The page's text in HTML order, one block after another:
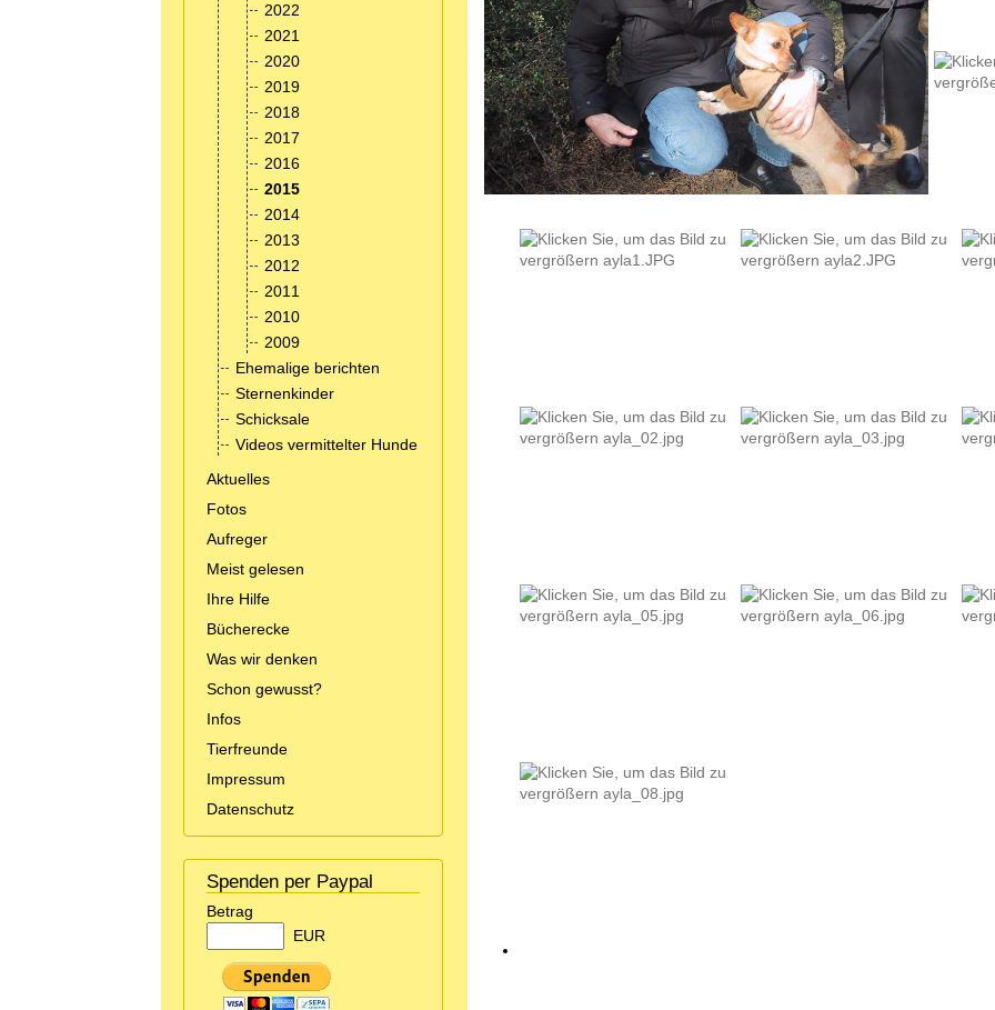
2022
2021
2020
2019
2018
2017
2016
2015
2014
2013
2012
2011
2010
2009
Ehemalige berichten
Sternenkinder
Schicksale
Videos vermittelter Hunde
Aktuelles
Fotos
Aufreger
Meist gelesen
Ihre Hilfe
Bücherecke
Was wir denken
Schon gewusst?
Infos
Tierfreunde
Impressum
Datenschutz
Spenden per Paypal
Betrag
EUR